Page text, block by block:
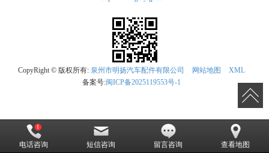
CopyRight © 版权所有: 泉州市明扬汽车配件有限公司 网站地图
XML
备案号:闽ICP备2025119553号-1
电话咨询 短信咨询 留言咨询 查看地图